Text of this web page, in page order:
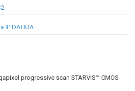
IP DAHUA
progressive scan STARVIS™ CMOS